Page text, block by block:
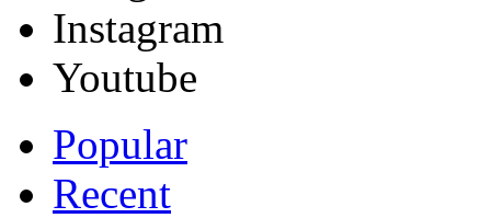
Instagram
Youtube
Popular
Recent